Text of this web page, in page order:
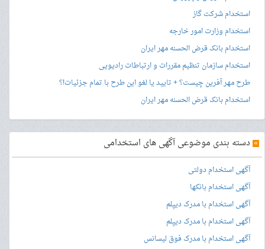
استخدام شرکت گاز
استخدام وزارت امور خارجه
استخدام بانک قرض الحسنه مهر ایران
استخدام سازمان تنظیم مقررات و ارتباطات رادیویی
طرح مهر آفرین چیست؟ + تایید یا لغو این طرح با تمام جزئیات!؟
استخدام بانک قرض الحسنه مهر ایران
» دسته بندی موضوعی آگهی های استخدامی
آگهی استخدام دولتی
آگهی استخدام بانکها
آگهی استخدام با مدرک دیپلم
آگهی استخدام با مدرک دیپلم
آگهی استخدام با مدرک فوق لیسانس